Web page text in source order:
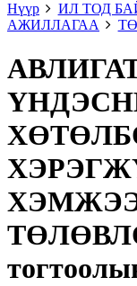
Нүүр
ИЛ ТОД
АЖИЛЛАГАА